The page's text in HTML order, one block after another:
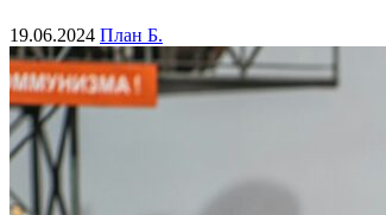
19.06.2024 План Б.